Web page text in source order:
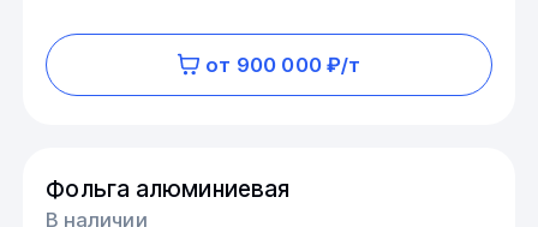
от 900 000 ₽/т
Фольга алюминиевая
В наличии